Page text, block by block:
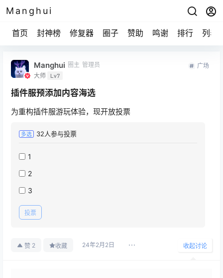
Manghui
首页 封神榜 修复器 圈子 赞助 鸣谢 排行 列表
Manghui 圈主 管理员
大师 Lv7
广场
插件服预添加内容海选
为重构插件服游玩体验，现开放投票
多选 32人参与投票
1
2
3
投票
赞 2 收藏 24年2月2日 收起讨论